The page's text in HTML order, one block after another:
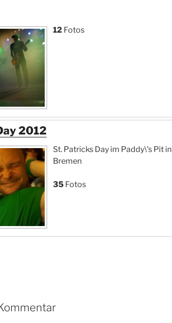
12 Fotos
2012
St. Patricks Day im Paddy\'s Pit in
Bremen
35Fotos